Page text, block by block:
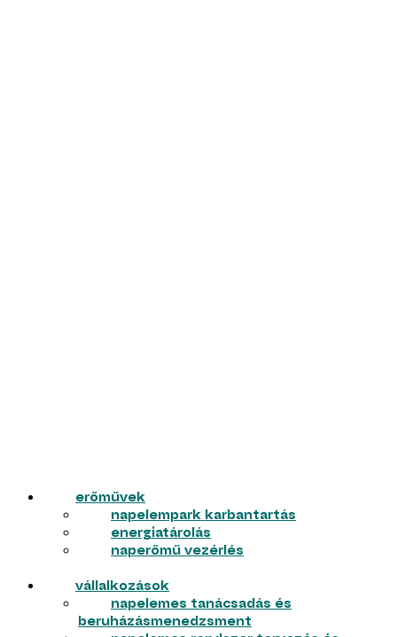
erőművek
napelempark karbantartás
energiatárolás
naperőmű vezérlés
vállalkozások
napelemes tanácsadás és
beruházásmenedzsment